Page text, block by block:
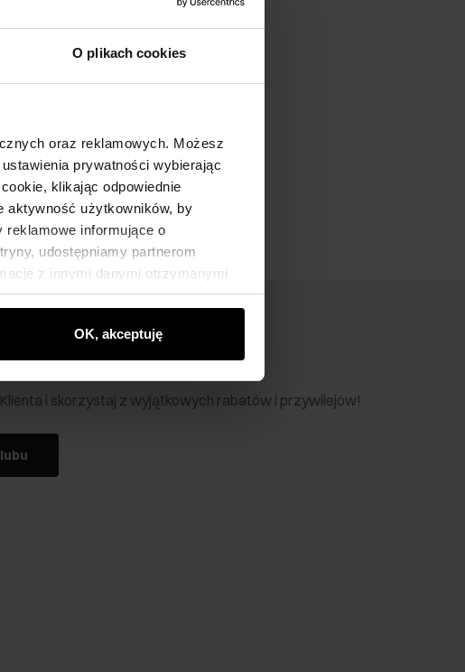
O plikach cookies
oraz reklamowych. Możesz
prywatności wybierając
klikając odpowiednie
aktywność użytkowników, by
reklamowe informujące o
udostępniamy partnerom
z innymi danymi otrzymanymi
OK, akceptuję
Ochnik
Klienta i skorzystaj z wyjątkowych rabatów i przywilejów!